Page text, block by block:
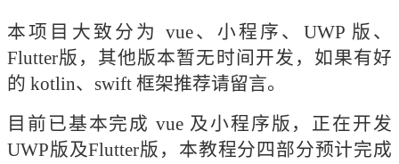
本项目大致分为 vue、小程序、UWP 版、
Flutter版，其他版本暂无时间开发，如果有好
的 kotlin、swift 框架推荐请留言。
目前已基本完成 vue 及小程序版，正在开发
UWP版及Flutter版，本教程分四部分预计完成